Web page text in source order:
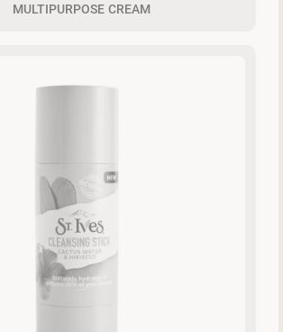
MULTIPURPOSE CREAM